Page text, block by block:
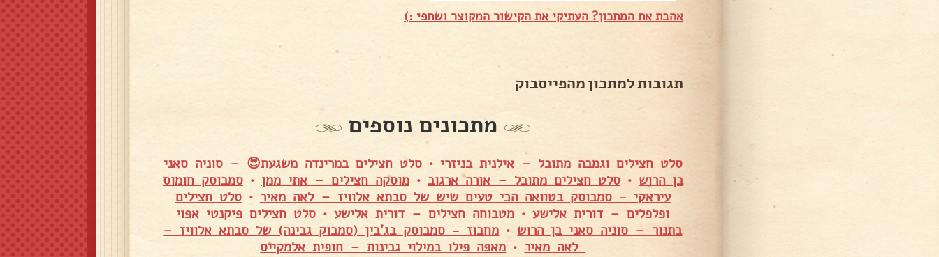
אהבת את המתכון? העתיקי את הקישור המקוצר ושתפי :)
תגובות למתכון מהפייסבוק
מתכונים נוספים
סלט חצילים וגמבה מתובל – אילנית בניזרי •סלט חצילים במרינדה משגעת😍 – סוניה סאני
בן הרוש •סלט חצילים מתובל – אורה ארגוב •מוסקה חצילים – אתי ממן •סמבוסק חומוס
עיראקי - סמבוסק בטוואה הכי טעים שיש של סבתא אלוויז – לאה מאיר •סלט חצילים
ופלפלים – דורית אלישע• מטבוחה חצילים – דורית אלישע• סלט חצילים פיקנטי אפוי
בתנור – סוניה סאני בן הרוש • מחבוז - סמבוסק בג'בין (סמבוק גבינה) של סבתא אלוויז –
לאה מאיר • מאפה פילו במילוי גבינות – חופית אלמקייס